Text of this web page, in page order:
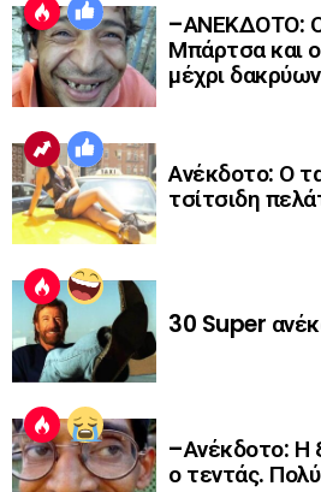
–ΑΝΕΚΔΟΤΟ:
Μπάρτσα και
μέχρι δακρύων
Ανέκδοτο: Ο
τσίτσιδη
30 Super
–Ανέκδοτο: Η
ο τεντάς.